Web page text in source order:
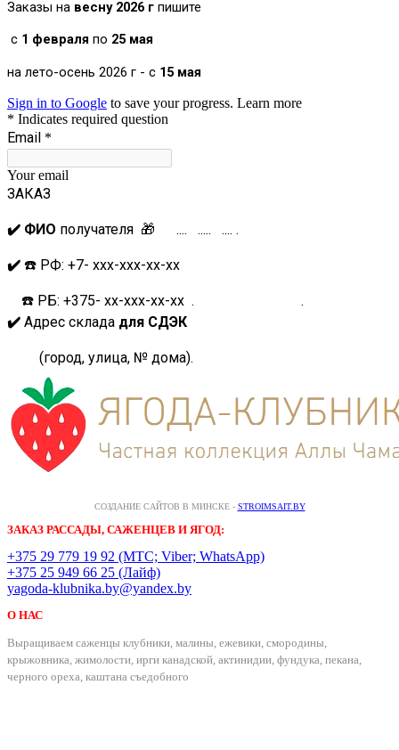
СОЗДАНИЕ САЙТОВ В МИНСКЕ - STROIMSAIT.BY
ЗАКАЗ РАССАДЫ, САЖЕНЦЕВ И ЯГОД:
+375 29 779 19 92 (МТС; Viber; WhatsApp)
+375 25 949 66 25 (Лайф)
yagoda-klubnika.by@yandex.by
О НАС
Выращиваем саженцы клубники, малины, ежевики, смородины,
крыжовника, жимолости, ирги канадской, актинидии, фундука, пекана,
черного ореха, каштана съедобного